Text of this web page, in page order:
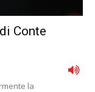
Conte
la